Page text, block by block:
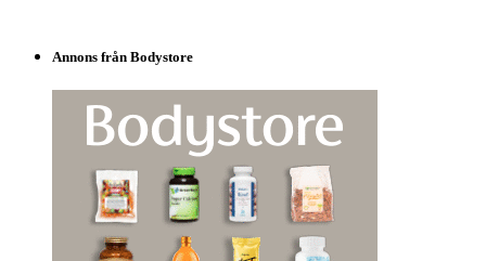
Annons från Bodystore